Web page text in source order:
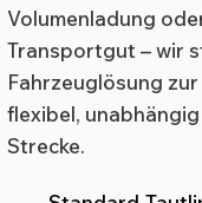
Volumenladung
Transportgut – wir
Fahrzeuglösung
flexibel,
Strecke.